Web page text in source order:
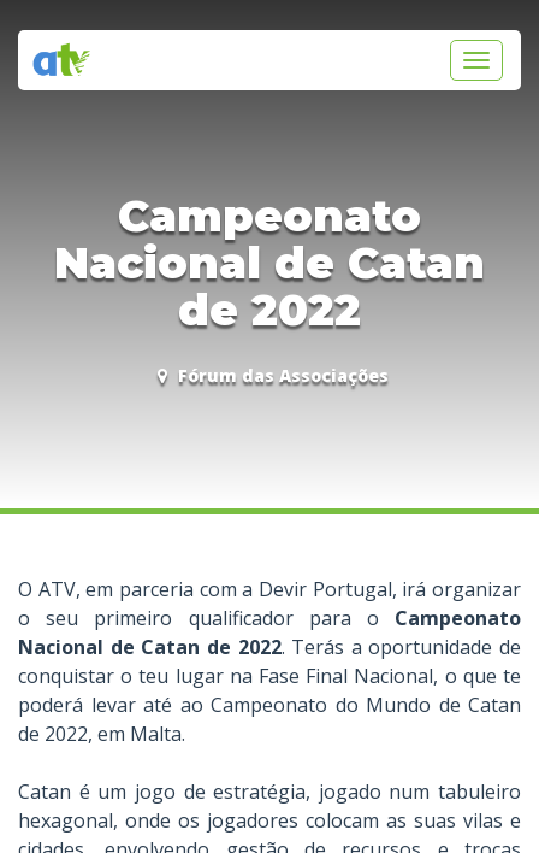
Toggle
Campeonato
Nacional de Catan
de 2022
Fórum das Associações
O ATV, em parceria com a Devir Portugal, irá organizar
o seu primeiro qualificador para o Campeonato
Nacional de Catan de 2022. Terás a oportunidade de
conquistar o teu lugar na Fase Final Nacional, o que te
poderá levar até ao Campeonato do Mundo de Catan
de 2022, em Malta.
Catan é um jogo de estratégia, jogado num tabuleiro
hexagonal, onde os jogadores colocam as suas vilas e